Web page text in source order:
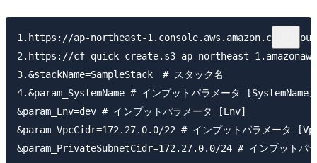
1.https://ap-northeast-1.console.aws.amazon.com/
2.https://cf-quick-create.s3-ap-northeast-
3.&stackName=SampleStack　# スタック名
4.&param_SystemName # インプットパラメータ [SystemName]
&param_Env=dev # インプットパラメータ [Env]
&param_VpcCidr=172.27.0.0/22 # インプットパラメータ